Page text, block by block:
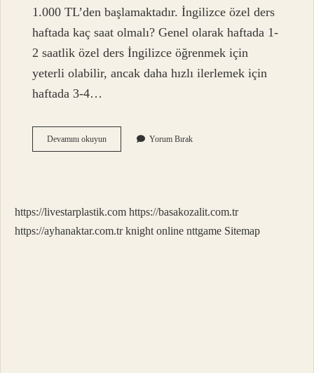
1.000 TL’den başlamaktadır. İngilizce özel ders
haftada kaç saat olmalı? Genel olarak haftada 1-
2 saatlik özel ders İngilizce öğrenmek için
yeterli olabilir, ancak daha hızlı ilerlemek için
haftada 3-4…
Devamını okuyun1
Saat
Ne
Kadar
Yorum Bırak
https://livestarplastik.com https://basakozalit.com.tr
https://ayhanaktar.com.tr knight online nttgame Sitemap